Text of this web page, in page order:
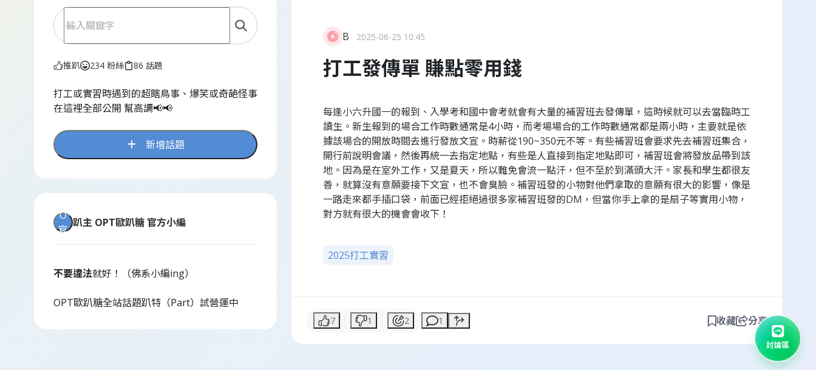
推趴 234 粉絲 86 話題
打工或實習時遇到的超瞎鳥事、爆笑或奇葩怪事
在這裡全部公開 幫高調📢📢
新增話題
O
官
趴主 OPT歐趴糖 官方小編
不要違法就好！（佛系小編ing）
OPT歐趴糖全站話題趴特（Part）試營運中
B 2025-06-25 10:45
打工發傳單 賺點零用錢
每逢小六升國一的報到、入學考和國中會考就會有大量的補習班去發傳單，這時候就可以去當臨時工
讀生。新生報到的場合工作時數通常是4小時，而考場場合的工作時數通常都是兩小時，主要就是依
據該場合的開放時間去進行發放文宣。時薪從190~350元不等。有些補習班會要求先去補習班集合，
開行前說明會議，然後再統一去指定地點，有些是人直接到指定地點即可，補習班會將發放品帶到該
地。因為是在室外工作，又是夏天，所以難免會流一點汗，但不至於到滿頭大汗。家長和學生都很友
善，就算沒有意願要接下文宣，也不會臭臉。補習班發的小物對他們拿取的意願有很大的影響，像是
一路走來都手插口袋，前面已經拒絕過很多家補習班發的DM，但當你手上拿的是扇子等實用小物，
對方就有很大的機會會收下！
2025打工實習
7 1 2 1 收藏 分享